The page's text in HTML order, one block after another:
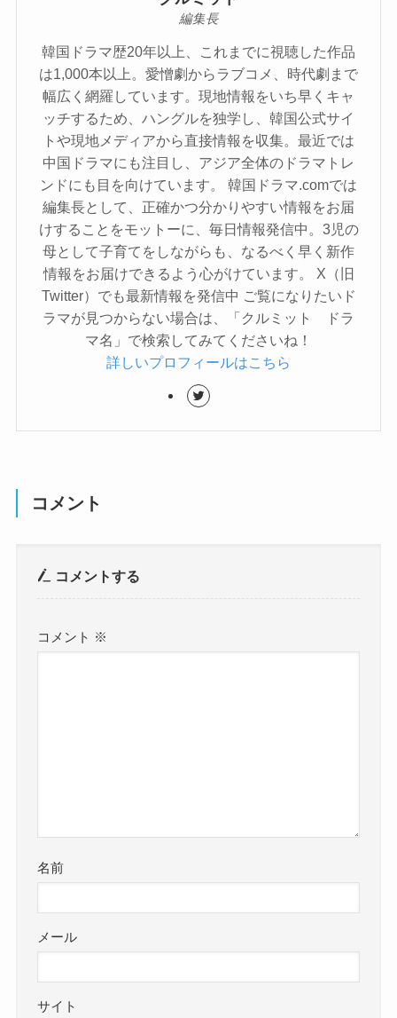
編集長
韓国ドラマ歴20年以上、これまでに視聴した作品
は1,000本以上。愛憎劇からラブコメ、時代劇まで
幅広く網羅しています。現地情報をいち早くキャ
ッチするため、ハングルを独学し、韓国公式サイ
トや現地メディアから直接情報を収集。最近では
中国ドラマにも注目し、アジア全体のドラマトレ
ンドにも目を向けています。 韓国ドラマ.comでは
編集長として、正確かつ分かりやすい情報をお届
けすることをモットーに、毎日情報発信中。3児の
母として子育てをしながらも、なるべく早く新作
情報をお届けできるよう心がけています。 X（旧
Twitter）でも最新情報を発信中 ご覧になりたいド
ラマが見つからない場合は、「クルミット ドラ
マ名」で検索してみてくださいね！
詳しいプロフィールはこちら
コメント
コメントする
コメント ※
名前
メール
サイト